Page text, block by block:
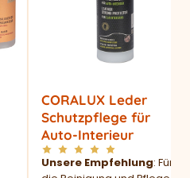
CORALUX Leder
Schutzpflege für
Auto-Interieur
Unsere Empfehlung: Für